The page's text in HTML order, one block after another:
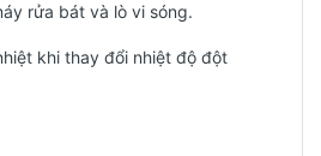
rửa bát và lò vi sóng.
khi thay đổi nhiệt độ đột